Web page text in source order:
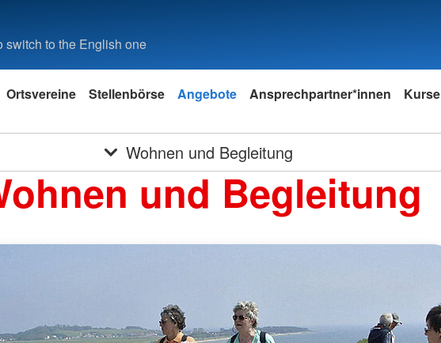
switch to the English one
Ortsvereine Stellenbörse Angebote Ansprechpartner*innen Kurse
Wohnen und Begleitung
und Begleitung